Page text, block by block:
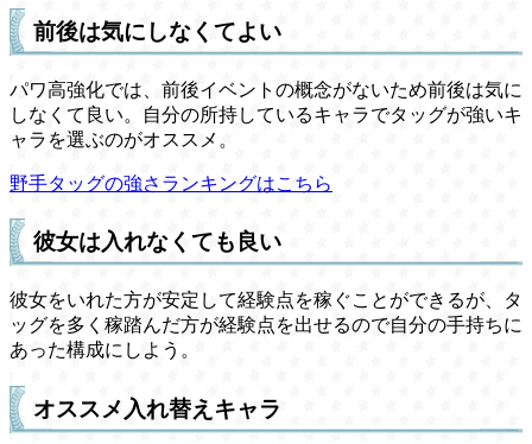
前後は気にしなくてよい
パワ高強化では、前後イベントの概念がないため前後は気に
しなくて良い。自分の所持しているキャラでタッグが強いキ
ャラを選ぶのがオススメ。
野手タッグの強さランキングはこちら
彼女は入れなくても良い
彼女をいれた方が安定して経験点を稼ぐことができるが、タ
ッグを多く稼踏んだ方が経験点を出せるので自分の手持ちに
あった構成にしよう。
オススメ入れ替えキャラ